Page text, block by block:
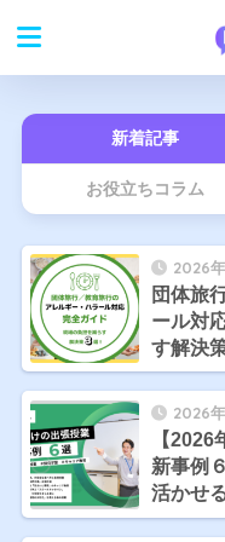
新着記事
お役立ちコラム
2026
団体旅
ール対
す解決
2026
【
新事例
活かせ